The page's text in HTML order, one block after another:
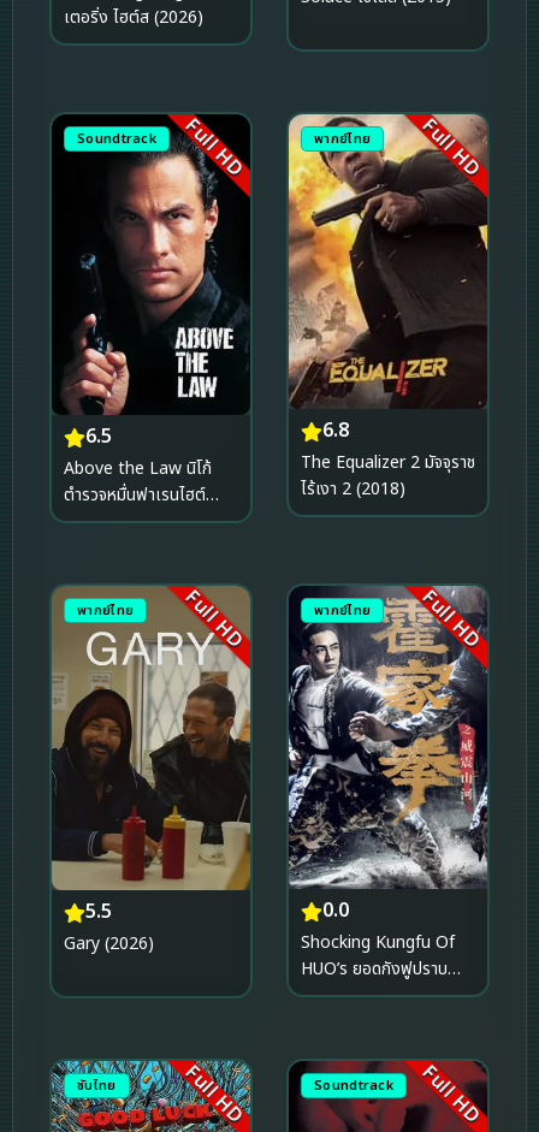
เตอริ่ง ไฮต์ส (2026)
Soundtrack Full HD
6.5
Above the Law นิโก้
ตำรวจหมื่นฟาเรนไฮต์
(1988)
พากย์ไทย Full HD
6.8
The Equalizer 2 มัจจุราช
ไร้เงา 2 (2018)
พากย์ไทย Full HD
5.5
Gary (2026)
พากย์ไทย Full HD
0.0
Shocking Kungfu Of
HUO’s ยอดกังฟูปราบ
อธรรม (2026)
ซับไทย Full HD Soundtrack Full HD